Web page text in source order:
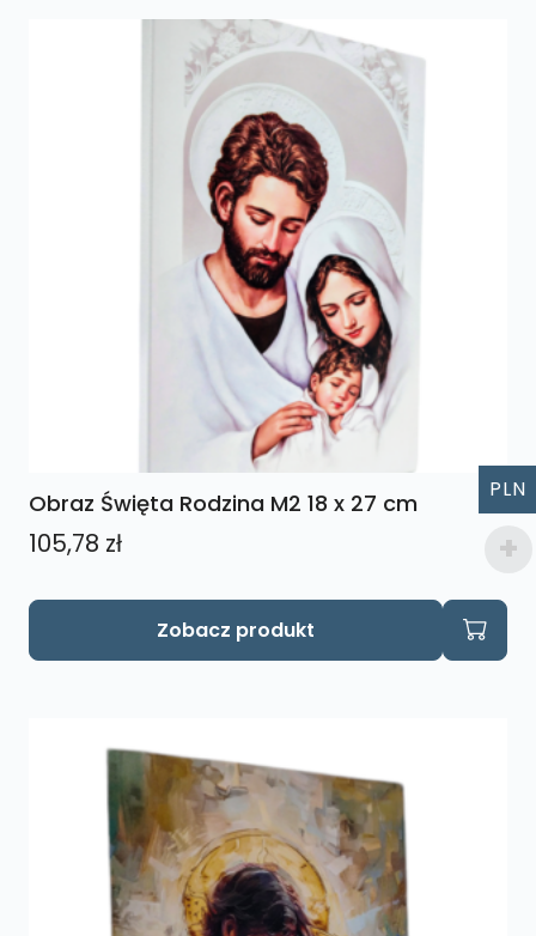
Obraz Święta Rodzina M2 18 x 27 cm
105,78 zł
Zobacz produkt
PLN